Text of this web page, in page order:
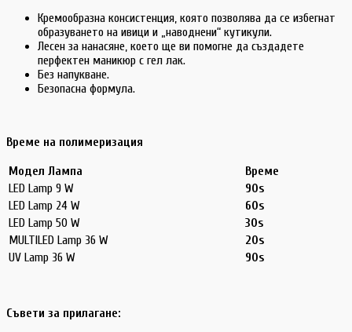
Кремообразна консистенция, която позволява да се избегнат
образуването на ивици и „наводнени“ кутикули.
Лесен за нанасяне, което ще ви помогне да създадете
перфектен маникюр с гел лак.
Без напукване.
Безопасна формула.
Време на полимеризация
Модел Лампа
Време
LED Lamp 9 W
90s
LED Lamp 24 W
60s
LED Lamp 50 W
30s
MULTILED Lamp 36 W
20s
UV Lamp 36 W
90s
Съвети за прилагане: